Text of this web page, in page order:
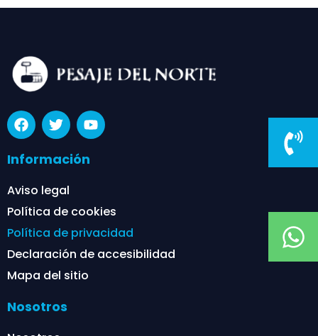
Información
Aviso legal
Política de cookies
Política de privacidad
Declaración de accesibilidad
Mapa del sitio
Nosotros